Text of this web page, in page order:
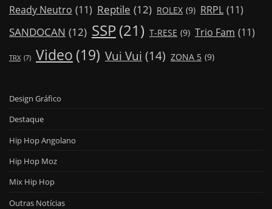
Ready Neutro (11) Reptile (12) ROLEX (9) RRPL (11)
SANDOCAN (12) SSP(21) T-RESE (9) Trio Fam (11)
TRX (7) Video (19) Vui Vui (14) ZONA 5 (9)
Design Gráfico
Destaque
Hip Hop Angolano
Hip Hop Moz
Mix Hip Hop
Outras Notícias